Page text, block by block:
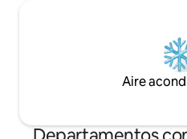
Aire